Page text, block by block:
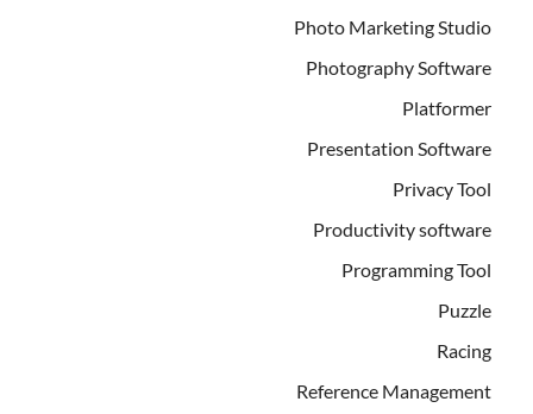
Photo Marketing Studio
Photography Software
Platformer
Presentation Software
Privacy Tool
Productivity software
Programming Tool
Puzzle
Racing
Reference Management